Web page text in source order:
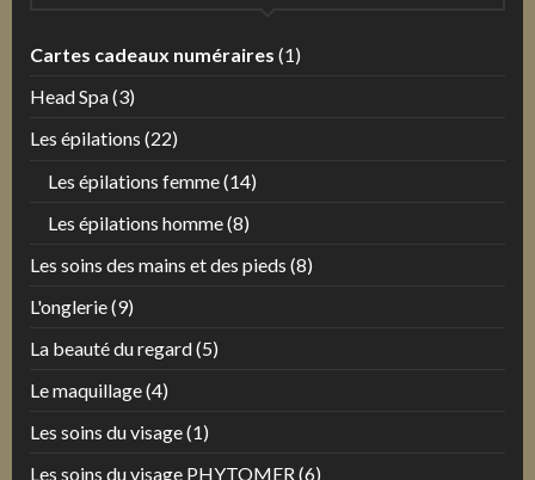
Cartes cadeaux numéraires (1)
Head Spa(3)
Les épilations (22)
Les épilations femme(14)
Les épilations homme(8)
Les soins des mains et des pieds (8)
L'onglerie(9)
La beauté du regard(5)
Le maquillage(4)
Les soins du visage(1)
Les soins du visage PHYTOMER (6)